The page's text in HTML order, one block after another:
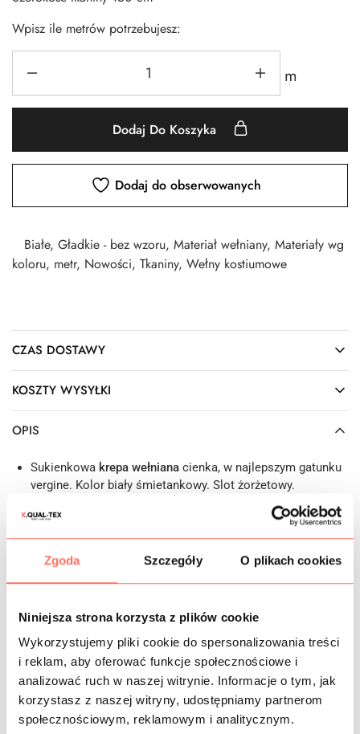
Zgoda Szczegóły O plikach cookies
Niniejsza strona korzysta z plików cookie
Wykorzystujemy pliki cookie do spersonalizowania treści
i reklam, aby oferować funkcje społecznościowe i
analizować ruch w naszej witrynie. Informacje o tym, jak
korzystasz z naszej witryny, udostępniamy partnerom
społecznościowym, reklamowym i analitycznym.
Wpisz ile metrów potrzebujesz:
m
Dodaj Do Koszyka
Dodaj do obserwowanych
Białe, Gładkie - bez wzoru, Materiał wełniany, Materiały wg
koloru, metr, Nowości, Tkaniny, Wełny kostiumowe
CZAS DOSTAWY
KOSZTY WYSYŁKI
OPIS
Sukienkowa krepa wełniana cienka, w najlepszym gatunku
vergine. Kolor biały śmietankowy. Slot żorżetowy.
Doskonale sprawdzi się zarówno w codziennej garderobie,
jak i w bardziej formalnych, biznesowych stylizacjach oraz
na specjalne okazje jako np. stylowa, minimalistyczna
garsonka. Naturalna wełna żorżetowa zapewnia elegancki
Zastosowanie: wysokojakościowa, naturalna, biała
na sukienki, koszule casualowe, bluzki, tuniki, spódnice,
topy, garsonki, cienkie żakiety, blezery itp. Jest lekko
przezierna, doskonale się sprawdza w sezonie
wiosna/lato.
Cechy: ta cienka wełna żorżetowa to materiał oddychający,